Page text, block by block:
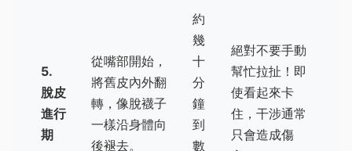
5.
脫皮
進行
期
從嘴部開始，
將舊皮內外翻
轉，像脫襪子
一樣沿身體向
後褪去。
約
幾
十
分
鐘
到
數
絕對不要手動
幫忙拉扯！即
使看起來卡
住，干涉通常
只會造成傷